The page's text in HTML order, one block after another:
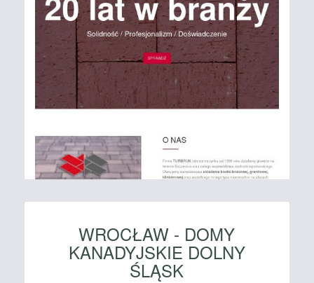
WROCŁAW - DOMY
KANADYJSKIE DOLNY
ŚLĄSK